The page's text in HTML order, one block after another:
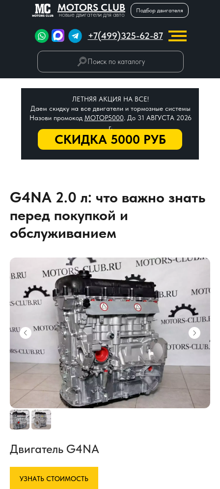
MOTORS CLUB
новые двигатели для авто
Подбор двигателя
+7(499)325-62-87
Поиск по каталогу
СКИДКА 5000 РУБ
ЛЕТНЯЯ АКЦИЯ НА ВСЕ!
Даем скидку на все двигатели и тормозные системы
Назови промокод МОТОР5000. До 31 АВГУСТА 2026
г.
G4NA 2.0 л: что важно знать
перед покупкой и
обслуживанием
Двигатель G4NA
УЗНАТЬ СТОИМОСТЬ